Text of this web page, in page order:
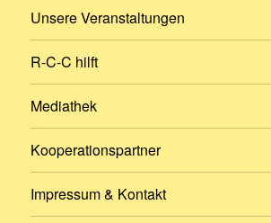
Unsere Veranstaltungen
R-C-C hilft
Mediathek
Kooperationspartner
Impressum & Kontakt